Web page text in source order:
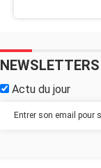
NEWSLETTERS
Actu du jour